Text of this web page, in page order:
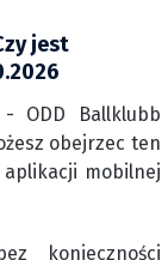
jest
ODD Ballklubb
obejrzec ten
mobilnej
konieczności